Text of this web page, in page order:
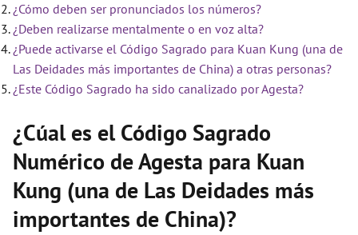
d
e
o
¿Cómo deben ser pronunciados los números?
¿Deben realizarse mentalmente o en voz alta?
¿Puede activarse el Código Sagrado para Kuan Kung (una de
Las Deidades más importantes de China) a otras personas?
¿Este Código Sagrado ha sido canalizado por Agesta?
¿Cúal es el Código Sagrado
Numérico de Agesta para Kuan
Kung (una de Las Deidades más
importantes de China)?